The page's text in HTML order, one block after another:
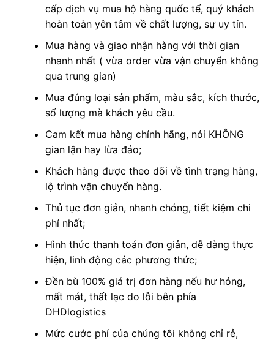
cấp dịch vụ mua hộ hàng quốc tế, quý khách
hoàn toàn yên tâm về chất lượng, sự uy tín.
Mua hàng và giao nhận hàng với thời gian
nhanh nhất ( vừa order vừa vận chuyển không
qua trung gian)
Mua đúng loại sản phẩm, màu sắc, kích thước,
số lượng mà khách yêu cầu.
Cam kết mua hàng chính hãng, nói KHÔNG
gian lận hay lừa đảo;
Khách hàng được theo dõi về tình trạng hàng,
lộ trình vận chuyển hàng.
Thủ tục đơn giản, nhanh chóng, tiết kiệm chi
phí nhất;
Hình thức thanh toán đơn giản, dễ dàng thực
hiện, linh động các phương thức;
Đền bù 100% giá trị đơn hàng nếu hư hỏng,
mất mát, thất lạc do lỗi bên phía
DHDlogistics
Mức cước phí của chúng tôi không chỉ rẻ,